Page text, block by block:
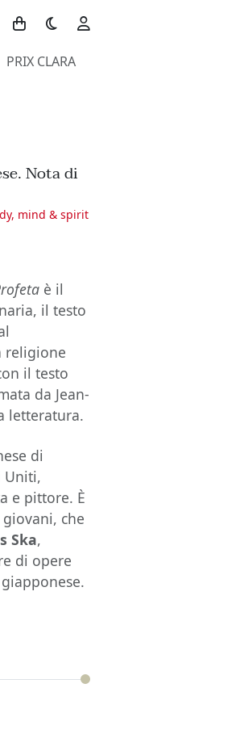
Toggle theme
PRIX CLARA
Nota di
mind & spirit
è il
il testo
religione
il testo
da Jean-
letteratura.
di
Uniti,
e pittore. È
che
Ska,
di opere